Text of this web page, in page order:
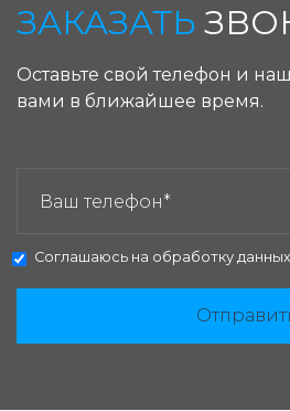
ЗАКАЗАТЬ
Оставьте свой телефон и
вами в ближайшее время.
Соглашаюсь на обработку данных